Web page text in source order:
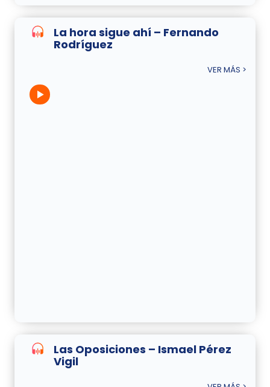
La hora sigue ahí – Fernando
Rodríguez
VER MÁS >
Las Oposiciones – Ismael Pérez
Vigil